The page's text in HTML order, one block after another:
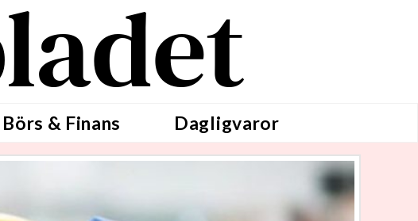
Börs & Finans Dagligvaror